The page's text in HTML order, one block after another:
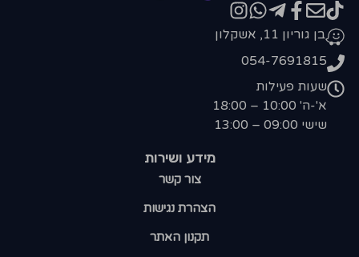
מידע ושירות
צור קשר
הצהרת נגישות
תקנון האתר
בן גוריון 11, אשקלון
054-7691815
שעות פעילות
א'-ה' 10:00 – 18:00
שישי 09:00 – 13:00